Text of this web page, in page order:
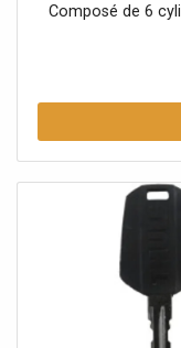
Composé de 6